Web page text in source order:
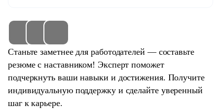
Станьте заметнее для работодателей — составьте
резюме с наставником! Эксперт поможет
подчеркнуть ваши навыки и достижения. Получите
индивидуальную поддержку и сделайте уверенный
шаг к карьере.